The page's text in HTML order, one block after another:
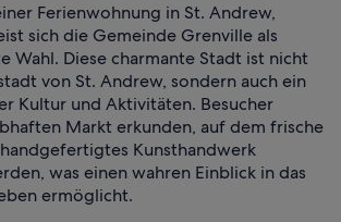
Ferienwohnung in St. Andrew,
sich die Gemeinde Grenville als
Wahl. Diese charmante Stadt ist nicht
von St. Andrew, sondern auch ein
Kultur und Aktivitäten. Besucher
Markt erkunden, auf dem frische
Kunsthandwerk
was einen wahren Einblick in das
ermöglicht.